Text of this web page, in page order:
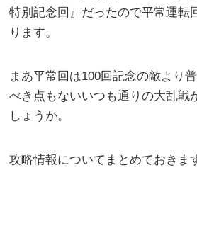
特別記念回』だったので平常運転
ります。
まあ平常回は100回記念の敵より
べき点もないいつも通りの大乱戦
しょうか。
攻略情報についてまとめておきま